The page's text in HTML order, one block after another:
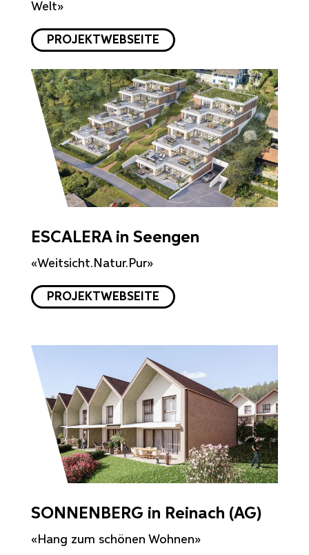
Welt»
PROJEKTWEBSEITE
ESCALERA in Seengen
«Weitsicht.Natur.Pur»
PROJEKTWEBSEITE
SONNENBERG in Reinach (AG)
«Hang zum schönen Wohnen»